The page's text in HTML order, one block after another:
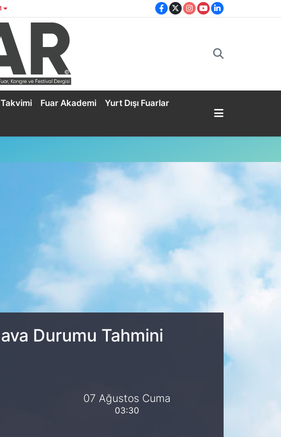
Fuar Akademi Yurt Dışı Fuarlar
Durumu Tahmini
07 Ağustos Cuma
03:30